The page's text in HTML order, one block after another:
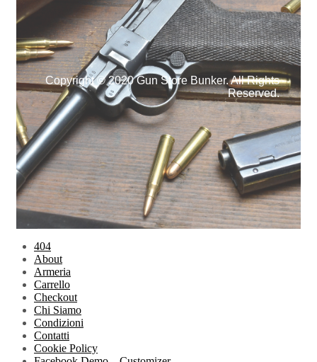
Copyright © 2020 Gun Store Bunker. All Rights
Reserved.
404
About
Armeria
Carrello
Checkout
Chi Siamo
Condizioni
Contatti
Cookie Policy